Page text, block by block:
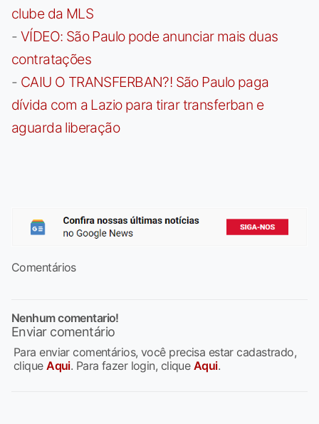
clube da MLS
- VÍDEO: São Paulo pode anunciar mais duas
contratações
- CAIU O TRANSFERBAN?! São Paulo paga
dívida com a Lazio para tirar transferban e
aguarda liberação
Comentários
Nenhum comentario!
Enviar comentário
Para enviar comentários, você precisa estar cadastrado,
cliqueAqui. Para fazer login, clique Aqui.